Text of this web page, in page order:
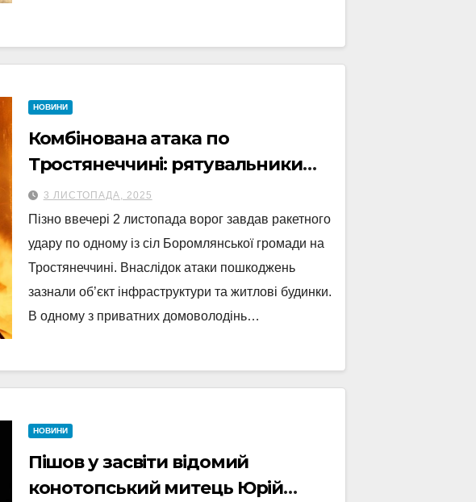
НОВИНИ
Комбінована атака по
Тростянеччині: рятувальники
ліквідували наслідки ворожих
ударів
3 ЛИСТОПАДА, 2025
Пізно ввечері 2 листопада ворог завдав ракетного
удару по одному із сіл Боромлянської громади на
Тростянеччині. Внаслідок атаки пошкоджень
зазнали об’єкт інфраструктури та житлові будинки.
В одному з приватних домоволодінь…
НОВИНИ
Пішов у засвіти відомий
конотопський митець Юрій